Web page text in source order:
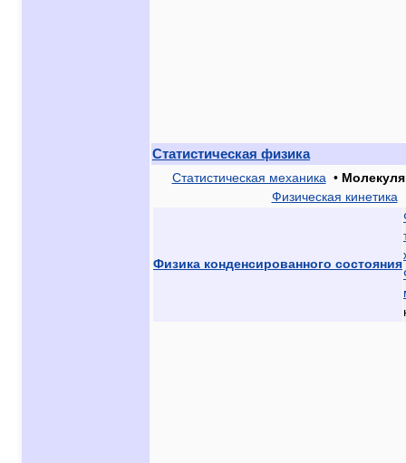
Статистическая физика
Статистическая механика •
Физическая кинетика
Физика конденсированного состояния